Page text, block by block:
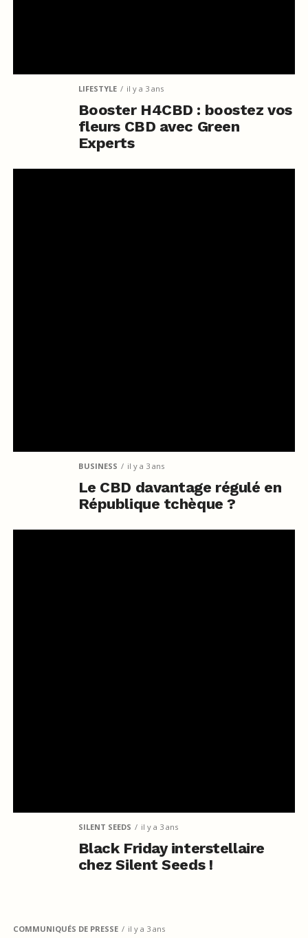
LIFESTYLE il y a 3 ans
Booster H4CBD : boostez vos
fleurs CBD avec Green
Experts
BUSINESS il y a 3 ans
Le CBD davantage régulé en
République tchèque ?
SILENT SEEDS il y a 3 ans
Black Friday interstellaire
chez Silent Seeds !
COMMUNIQUÉS DE PRESSE il y a 3 ans